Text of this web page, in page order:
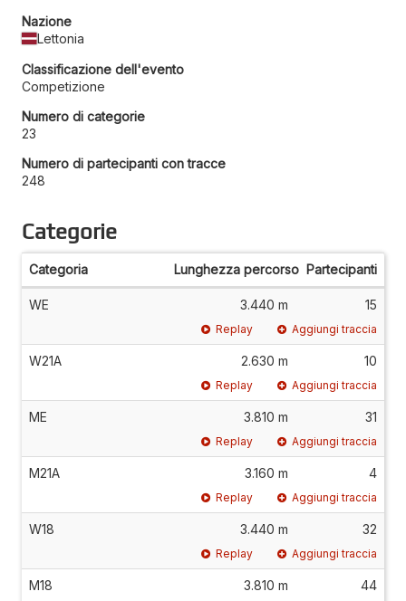
Nazione
Lettonia
Classificazione dell'evento
Competizione
Numero di categorie
23
Numero di partecipanti con tracce
248
Categorie
Categoria Lunghezza percorso Partecipanti
WE 3.440 m 15
Replay Aggiungi traccia
W21A 2.630 m 10
Replay Aggiungi traccia
ME 3.810 m 31
Replay Aggiungi traccia
M21A 3.160 m 4
Replay Aggiungi traccia
W18 3.440 m 32
Replay Aggiungi traccia
M18 3.810 m 44